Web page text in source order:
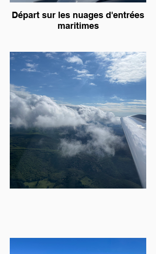
Départ sur les nuages d'entrées
maritimes